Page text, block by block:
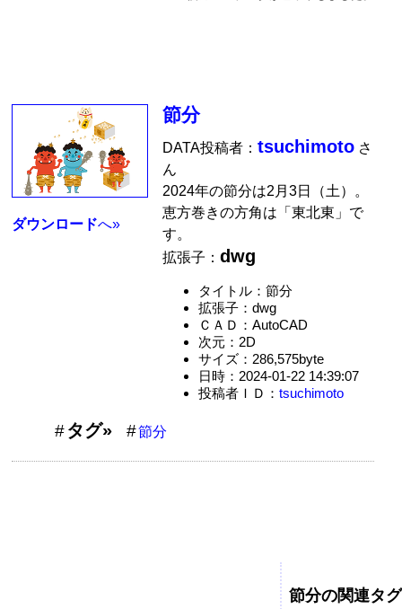
ダウンロードへ»
節分
DATA投稿者：tsuchimoto さ
ん
2024年の節分は2月3日（土）。
恵方巻きの方角は「東北東」で
す。
拡張子：dwg
タイトル：節分
拡張子：dwg
ＣＡＤ：AutoCAD
次元：2D
サイズ：286,575byte
日時：2024-01-22 14:39:07
投稿者ＩＤ： tsuchimoto
タグ» 節分
節分の関連タグ